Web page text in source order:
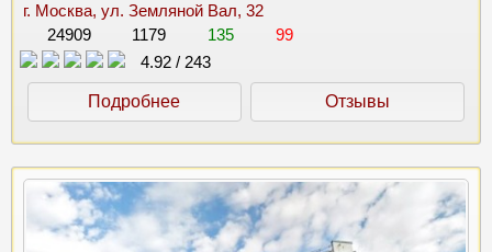
г. Москва, ул. Земляной Вал, 32
24909
1179 135
99
4.92 / 243
Подробнее Отзывы